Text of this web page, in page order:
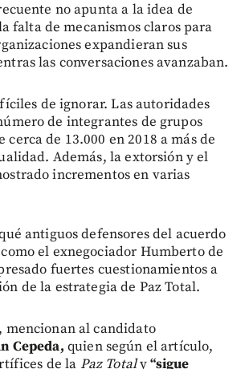
no apunta a la idea de
falta de mecanismos claros para
expandieran sus
las conversaciones avanzaban.
de ignorar. Las autoridades
de integrantes de grupos
cerca de 13.000 en 2018 a más de
Además, la extorsión y el
incrementos en varias
antiguos defensores del acuerdo
el exnegociador Humberto de
fuertes cuestionamientos a
de la estrategia de Paz Total.
mencionan al candidato
Cepeda, quien según el artículo,
de la Paz Totaly“sigue